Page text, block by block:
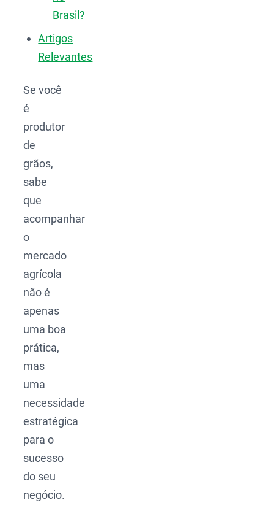
Brasil?
Artigos
Relevantes
Se você
é
produtor
de
grãos,
sabe
que
acompanhar
o
mercado
agrícola
não é
apenas
uma boa
prática,
mas
uma
necessidade
estratégica
para o
sucesso
do seu
negócio.